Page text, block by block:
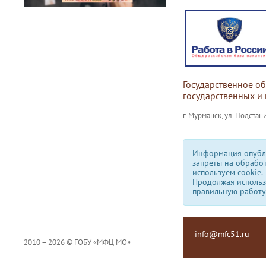
Государственное
государственных
г. Мурманск, ул.
Информация
запреты на
используем сookie.
Продолжая
правильную
2010 – 2026 © ГОБУ «МФЦ МО»
info@mfc51.ru